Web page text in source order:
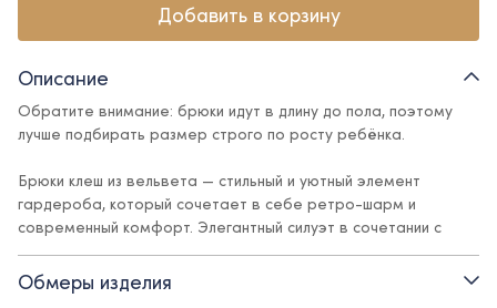
Добавить в корзину
Описание
Обратите внимание: брюки идут в длину до пола, поэтому
лучше подбирать размер строго по росту ребёнка.
Брюки клеш из вельвета — стильный и уютный элемент
гардероба, который сочетает в себе ретро-шарм и
современный комфорт. Элегантный силуэт в сочетании с
актуальным кроем позволяет создавать различные образы –
от комфортных и повседневных до торжественных и
нарядных.
Обмеры изделия